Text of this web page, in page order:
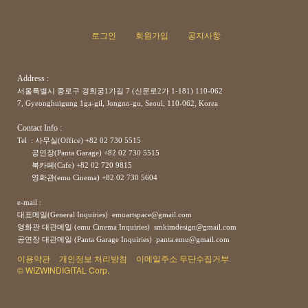
로그인 회원가입 공지사항
Address :
서울특별시 종로구 경희궁1가길 7 (신문로2가 1-181) 110-062
7, Gyeonghuigung 1ga-gil, Jongno-gu, Seoul, 110-062, Korea
Contact Info :
Tel : 사무실(Office) +82 02 730 5515
공연장(Panta Garage) +82 02 730 5515
북카페(Cafe) +82 02 720 9815
영화관(emu Cinema) +82 02 730 5604
e-mail :
대표메일(General Inquiries) emuartspace@gmail.com
영화관 대관메일 (emu Cinema Inquiries) smkimdesign@gmail.com
공연장 대관메일 (Panta Garage Inquiries) panta.emu@gmail.com
이용약관 개인정보 처리방침
이메일주소 무단수집거부
© WIZWINDIGITAL Corp.